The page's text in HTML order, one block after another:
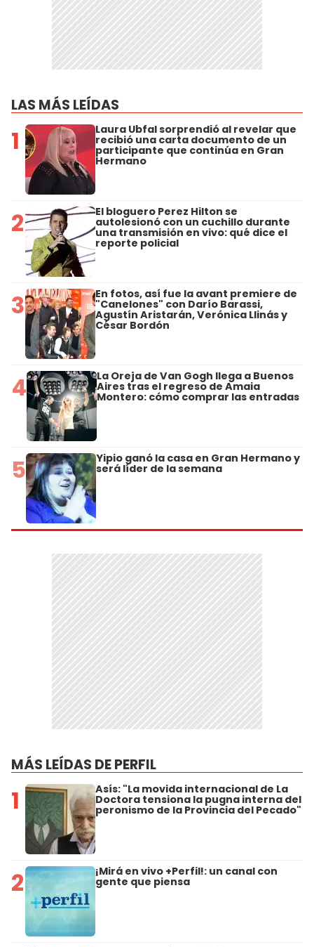
LAS MÁS LEÍDAS
1 Laura Ubfal sorprendió al revelar que
recibió una carta documento de un
participante que continúa en Gran
Hermano
2 El bloguero Perez Hilton se
autolesionó con un cuchillo durante
una transmisión en vivo: qué dice el
reporte policial
3 En fotos, así fue la avant premiere de
"Canelones" con Darío Barassi,
Agustín Aristarán, Verónica Llinás y
César Bordón
4 La Oreja de Van Gogh llega a Buenos
Aires tras el regreso de Amaia
Montero: cómo comprar las entradas
5 Yipio ganó la casa en Gran Hermano y
será líder de la semana
MÁS LEÍDAS DE PERFIL
1 Asís: "La movida internacional de La
Doctora tensiona la pugna interna del
peronismo de la Provincia del Pecado"
2 ¡Mirá en vivo +Perfil!: un canal con
gente que piensa